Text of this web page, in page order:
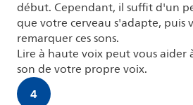
début. Cependant, il suffit d'un
que votre cerveau s'adapte, puis
remarquer ces sons.
Lire à haute voix peut vous aider
son de votre propre voix.
4